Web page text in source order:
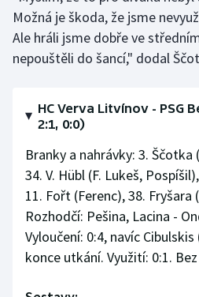
Možná je škoda, že jsme
Ale hráli jsme dobře ve
nepouštěli do šancí," dodal
HC Verva Litvínov - PSG
2:1, 0:0)
Branky a nahrávky: 3.
34. V. Hübl (F. Lukeš,
11. Fořt (Ferenc), 38. Fryšara
Rozhodčí: Pešina, Lacina -
Vyloučení: 0:4, navíc
konce utkání. Využití: 0:1.